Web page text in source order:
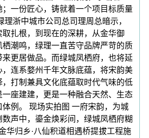
；一份匠心，铸就着一个项目标质量
理浙中城市公司总司理周总暗示，
取扎根，到现在的深耕，从金华御
栖潮鸣，绿理一直苦守品牌严苛的质
来更居做品。而绿城凤栖府，也将延
连系婺州千年文脉底蕴，将宋韵美
，打制兼具文化底蕴取时代气味的低
一座建建，更是一种融合天然、生态
例。 现场实拍图 一府宋韵，为城
声中，鎏金焕彩间，绿城凤栖府糊
华归乡·八仙积道相遇桥提拔工程施